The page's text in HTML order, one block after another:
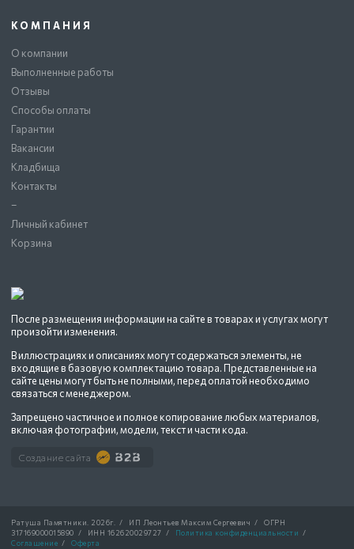
После размещения информации на сайте в товарах и услугах могут
произойти изменения.
В иллюстрациях и описаниях могут содержаться элементы, не
входящие в базовую комплектацию товара. Представленные на
сайте цены могут быть не полными, перед оплатой необходимо
связаться с менеджером.
Запрещено частичное и полное копирование любых материалов,
включая фотографии, модели, текст и части кода.
Создание сайта
КОМПАНИЯ
О компании
Выполненные работы
Отзывы
Способы оплаты
Гарантии
Вакансии
Кладбища
Контакты
–
Личный кабинет
Корзина
Ратуша Памятники. 2026г. / ИП Леонтьев Максим Сергеевич /
ОГРН
317169000015890
/ ИНН 162620029727 / Политика конфиденциальности
/
Соглашение / Оферта